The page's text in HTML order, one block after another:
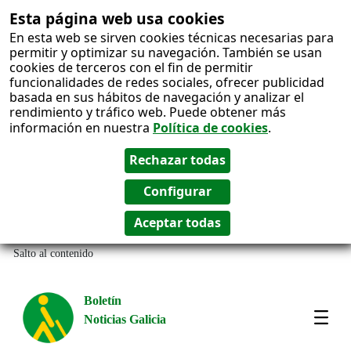
Esta página web usa cookies
En esta web se sirven cookies técnicas necesarias para
permitir y optimizar su navegación. También se usan
cookies de terceros con el fin de permitir
funcionalidades de redes sociales, ofrecer publicidad
basada en sus hábitos de navegación y analizar el
rendimiento y tráfico web. Puede obtener más
información en nuestra Política de cookies.
Salto al contenido
Boletín
Noticias Galicia